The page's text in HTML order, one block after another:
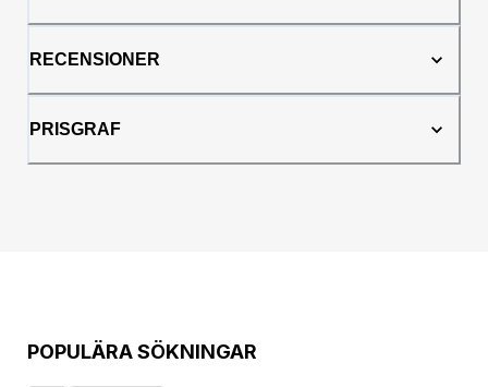
RECENSIONER
PRISGRAF
POPULÄRA SÖKNINGAR